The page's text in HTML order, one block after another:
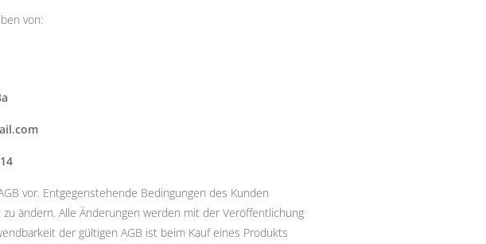
von:
vor. Entgegenstehende Bedingungen des Kunden
ändern. Alle Änderungen werden mit der Veröffentlichung
der gültigen AGB ist beim Kauf eines Produkts